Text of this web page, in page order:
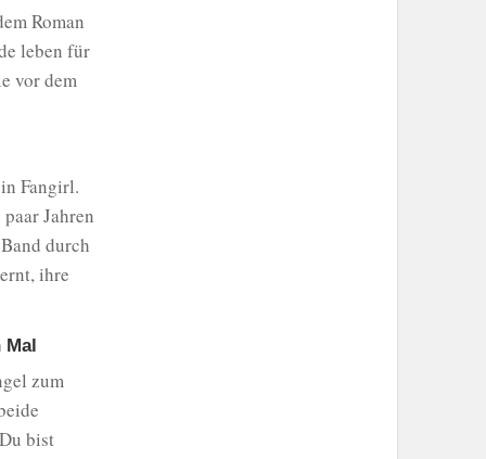
Roman
leben für
vor dem
Fangirl.
Jahren
durch
ihre
Mal
zum
bist